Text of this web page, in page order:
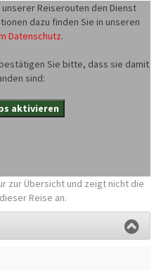
Reiserouten den Dienst
dazu finden Sie in unseren
Datenschutz.
Sie bitte, dass sie damit
sind:
aktivieren
zur Übersicht und zeigt nicht die
Reise an.